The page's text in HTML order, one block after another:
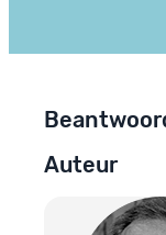
Auteur